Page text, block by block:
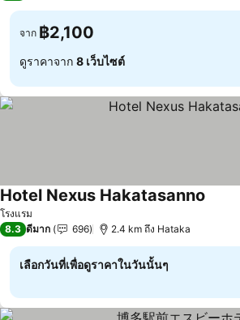
จาก ฿2,100
ดูราคาจาก 8 เว็บไซต์
โรงแรม
Hotel Nexus Hakatasanno
8.3 ดีมาก 696 2.4 km ถึง Hataka
เลือกวันที่เพื่อดูราคาในวันนั้นๆ